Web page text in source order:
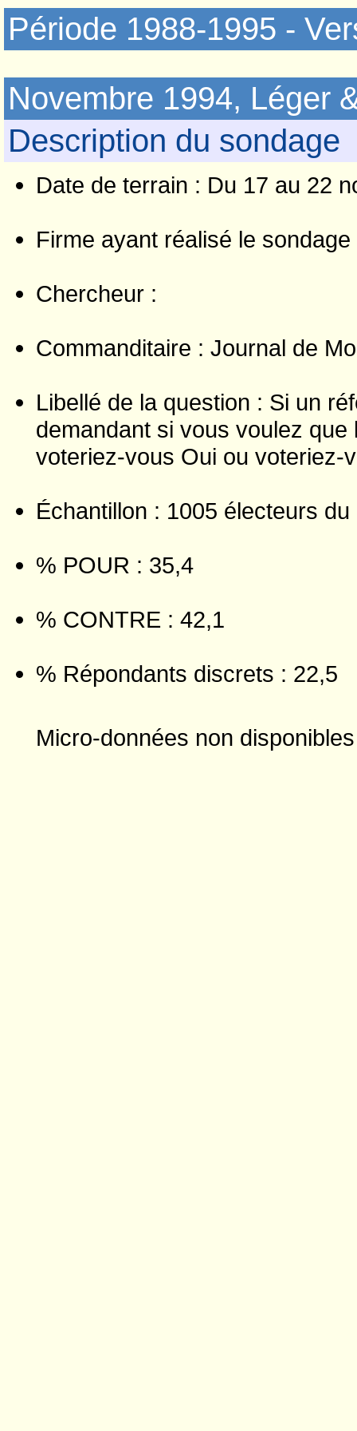
Période 1988-1995 -
Novembre 1994, Léger
Description du sondage
Date de terrain : Du 17 au 22
Firme ayant réalisé le
Chercheur :
Commanditaire : Journal de
Libellé de la question : Si un
demandant si vous voulez
voteriez-vous Oui ou voteriez-
Échantillon : 1005 électeurs
% POUR : 35,4
% CONTRE : 42,1
% Répondants discrets : 22,5
Micro-données non disponibles